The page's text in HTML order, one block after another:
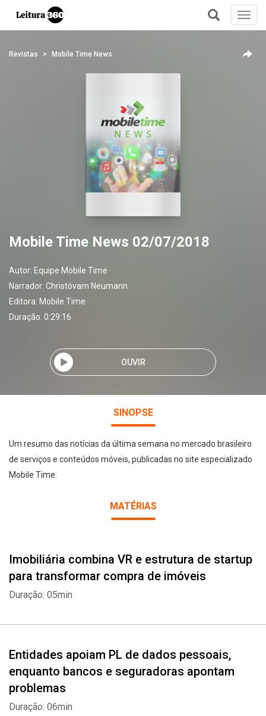
+
Revistas Mobile Time News
Mobile Time News 02/07/2018
Autor: Equipe Mobile Time
Narrador: Christóvam Neumann
Editora: Mobile Time
Duração: 0:29:16
OUVIR
SINOPSE
Um resumo das notícias da última semana no mercado brasileiro
de serviços e conteúdos móveis, publicadas no site especializado
Mobile Time.
MATÉRIAS
Imobiliária combina VR e estrutura de startup
para transformar compra de imóveis
Duração: 05min
Entidades apoiam PL de dados pessoais,
enquanto bancos e seguradoras apontam
problemas
Duração: 06min